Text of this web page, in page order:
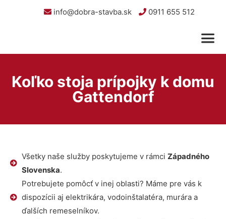
info@dobra-stavba.sk 0911 655 512
Koľko stoja prípojky k domu
Gattendorf
Všetky naše služby poskytujeme v rámci Západného
Slovenska.
Potrebujete pomôcť v inej oblasti? Máme pre vás k
dispozícii aj elektrikára, vodoinštalatéra, murára a
ďalších remeselníkov.